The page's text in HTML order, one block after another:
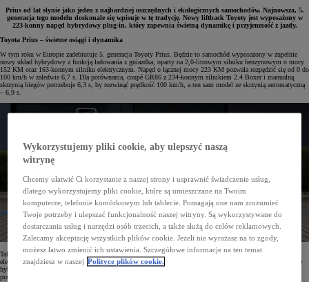
Prius od lat słynie jako jeden z najbardziej oszczędnych i ekologicznych samochodów. Najnowsza, 5.
generacja tego modelu doskonale się wpisuje w tę tradycję. Nowy liftback Toyoty jest wyposażony w
223-konny napęd hybrydowy plug-in, który zapewnia świetną dynamikę i przyjemność z jazdy.
Toyota Prius – świetne osiągi i dynamika
W tym roku w Europie zadebiutuje 5. generacja Toyoty Prius. Będzie to samochód wyposażony w zupełnie
nowy układ hybrydowy z funkcją ładowania z gniazdka, oparty na 2,0-litrowym silniku benzynowym o mocy
152 KM oraz 163-konnym silniku elektrycznym. Napęd o łącznej mocy 223 KM pozwala rozpędzić się od 0 do
100 km/h w zaledwie 6,7 s. Dla porównania, coupé GR86 z 234-konnym silnikiem 2.4 Boxer i manualną
skrzynią biegów potrzebuje 6,3 s, by rozwinąć prędkość 100 km/h, a ten sam model ze skrzynią automatyczną
– 6,9 s.
Tak dobre osiągi Priusa to efekt połączenia mocnej benzynowej jednostki z jeszcze mocniejszym motorem
elektrycznym oraz dużą baterią o pojemności 13,6 kWh. Auto jest równie dynamiczne podczas jazdy w trybie
hybrydowym, jak i elektrycznym. Co więcej, samochód wykazuje się takim samym przyspieszeniem nawet
przy niskim poziomie naładowania baterii.
Wykorzystujemy pliki cookie, aby ulepszyć naszą
witrynę
Chcemy ułatwić Ci korzystanie z naszej strony i usprawnić świadczenie usług,
dlatego wykorzystujemy pliki cookie, które są umieszczane na Twoim
komputerze, telefonie komórkowym lub tablecie. Pomagają one nam zrozumieć
Twoje potrzeby i ulepszać funkcjonalność naszej witryny. Są wykorzystywane do
dostarczania usług i narzędzi osób trzecich, a także służą do celów reklamowych.
Zalecamy akceptację wszystkich plików cookie. Jeżeli nie wyrażasz na to zgody,
możesz łatwo zmienić ich ustawienia. Szczegółowe informacje na ten temat
znajdziesz w naszej Polityce plików cookie.